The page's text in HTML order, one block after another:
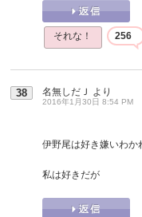
それな！ 256
38 名無しだＪ より
2016年1月30日 8:54 PM
伊野尾は好き嫌いわか
私は好きだが